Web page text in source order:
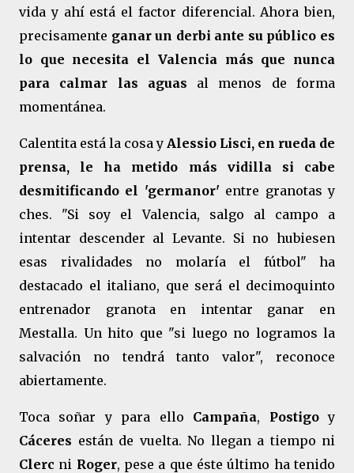
vida y ahí está el factor diferencial. Ahora bien,
precisamente ganar un derbi ante su público es
lo que necesita el Valencia más que nunca
para calmar las aguas al menos de forma
momentánea.
Calentita está la cosa y Alessio Lisci, en rueda de
prensa, le ha metido más vidilla si cabe
desmitificando el 'germanor' entre granotas y
ches. "Si soy el Valencia, salgo al campo a
intentar descender al Levante. Si no hubiesen
esas rivalidades no molaría el fútbol" ha
destacado el italiano, que será el decimoquinto
entrenador granota en intentar ganar en
Mestalla. Un hito que "si luego no logramos la
salvación no tendrá tanto valor", reconoce
abiertamente.
Toca soñar y para ello Campaña, Postigoy
Cáceres están de vuelta. No llegan a tiempo ni
Clerc ni Roger, pese a que éste último ha tenido